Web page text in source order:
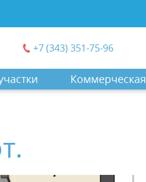
+7 (343) 351-75-96
Коммерческая